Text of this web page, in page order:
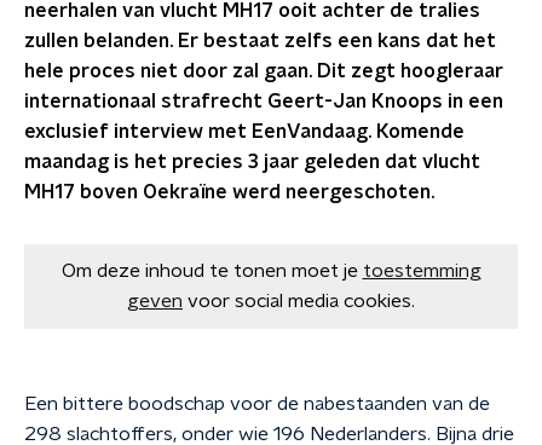
neerhalen van vlucht MH17 ooit achter de tralies
zullen belanden. Er bestaat zelfs een kans dat het
hele proces niet door zal gaan. Dit zegt hoogleraar
internationaal strafrecht Geert-Jan Knoops in een
exclusief interview met EenVandaag. Komende
maandag is het precies 3 jaar geleden dat vlucht
MH17 boven Oekraïne werd neergeschoten.
Om deze inhoud te tonen moet je toestemming
geven voor social media cookies.
Een bittere boodschap voor de nabestaanden van de
298 slachtoffers, onder wie 196 Nederlanders. Bijna drie